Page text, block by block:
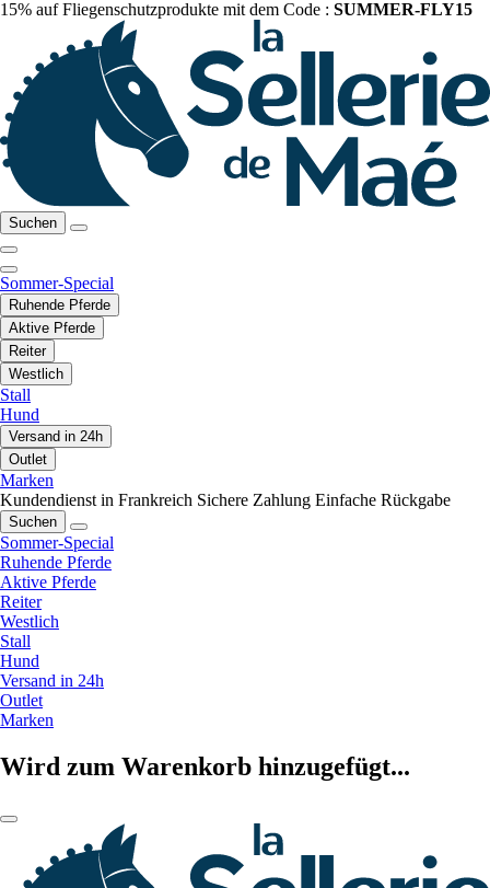
15% auf Fliegenschutzprodukte mit dem Code : SUMMER-FLY15
Suchen
Sommer-Special
Ruhende Pferde
Aktive Pferde
Reiter
Westlich
Stall
Hund
Versand in 24h
Outlet
Marken
Kundendienst in Frankreich Sichere Zahlung Einfache Rückgabe
Suchen
Sommer-Special
Ruhende Pferde
Aktive Pferde
Reiter
Westlich
Stall
Hund
Versand in 24h
Outlet
Marken
Wird zum Warenkorb hinzugefügt...